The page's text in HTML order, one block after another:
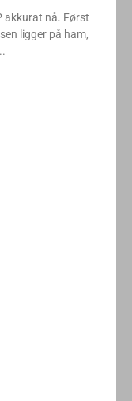
akkurat nå. Først
ligger på ham,